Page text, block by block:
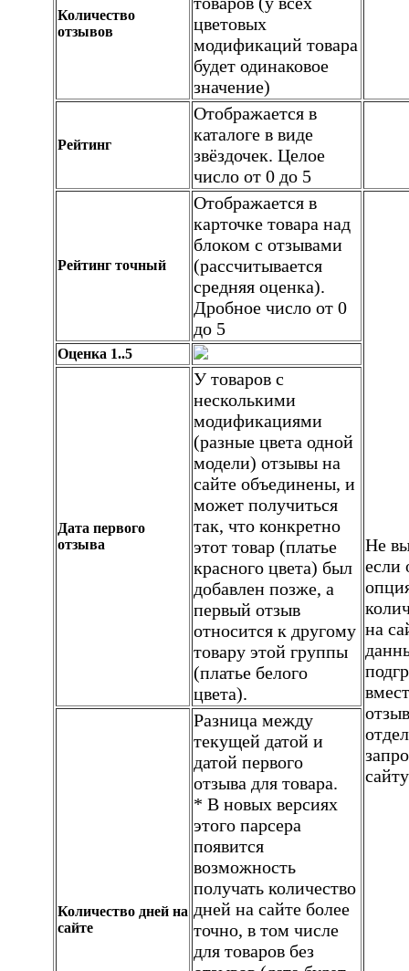
Количество
отзывов
цветовых
модификаций товара
будет одинаковое
значение)
Рейтинг
Отображается в
каталоге в виде
звёздочек. Целое
число от 0 до 5
Рейтинг точный
Отображается в
карточке товара над
блоком с отзывами
(рассчитывается
средняя оценка).
Дробное число от 0
до 5
Не
если
на
Оценка 1..5
Дата первого
отзыва
У товаров с
несколькими
модификациями
(разные цвета одной
модели) отзывы на
сайте объединены, и
может получиться
так, что конкретно
этот товар (платье
красного цвета) был
добавлен позже, а
первый отзыв
относится к другому
товару этой группы
(платье белого
цвета).
Количество дней на
сайте
Разница между
текущей датой и
датой первого
отзыва для товара.
* В новых версиях
этого парсера
появится
возможность
получать количество
дней на сайте более
точно, в том числе
для товаров без